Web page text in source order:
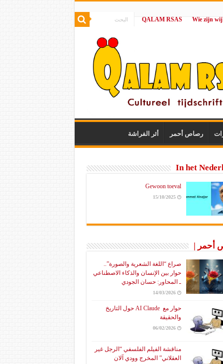
|
QALAM RSAS
رصاص أحمر أثر الفراشة
In het
Gewoon toeval
15/10/2025
أحمر |
صراع “اللغة الشعرية والصورة”..
حوار بين الإنسان والذكاء الاصطناعي
ـ المحاور: حسان الجودي
14/03/2026
حوار مع AI Claude حول التاريخ
والحقيقة
06/02/2026
مناقشة الفيلم الفلسفي “الرجل غير
العقلاني” المخرج وودي آلان